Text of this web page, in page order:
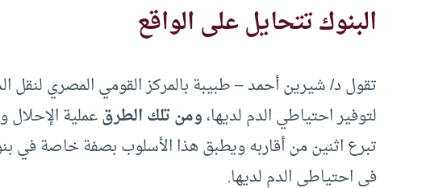
البنوك تتحايل على الواقع
تقول د/ شيرين أحمد – طبيبة بالمركز القومي المصري لنقل
لتوفير احتياطي الدم لديها،ومن تلك الطرقعملية
تبرع اثنين من أقاربه ويطبق هذا الأسلوب بصفة خاصة في
في احتياطي الدم لديها.